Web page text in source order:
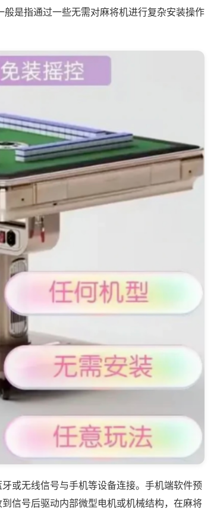
是指通过一些无需对麻将机进行复杂安装操作
或无线信号与手机等设备连接。手机端软件预
信号后驱动内部微型电机或机械结构，在麻将